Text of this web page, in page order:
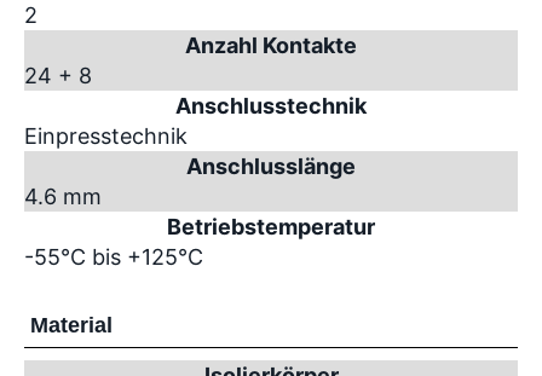
2
Anzahl Kontakte
24 + 8
Anschlusstechnik
Einpresstechnik
Anschlusslänge
4.6 mm
Betriebstemperatur
-55°C bis +125°C
Material